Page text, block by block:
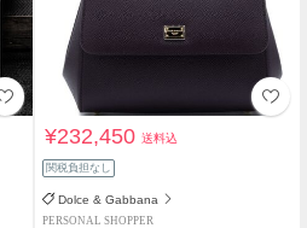
¥232,450送料込
関税負担なし
Dolce & Gabbana
PERSONAL SHOPPER